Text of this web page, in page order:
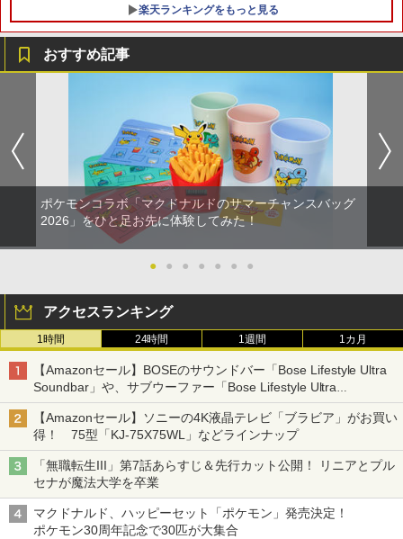
￥5,832
￥6,455
Nintendo Switch 2(日本語・国内専用)
￥55,095
ニンテンドープリペイド番号 9000円|オ
ンラインコード版
￥9,000
5
ニンテンドープリペイド番号 5000円|オ
ンラインコード版
￥5,000
￥55,000
Beast of Reincarnation -PS5 【特典】
プロダクトコード 封入
￥7,286
【純正品】ディスクドライブ(CFI-ZDD1
J) PlayStation 5
￥11,849
4
【純正品】DualSense ワイヤレスコン
トローラー ミッドナイト ブラック(CFI-
￥10,737
5
【純正品】DualSense ワイヤレスコン
トローラー(CFI-ZCT2J)
￥10,737
￥10,000
Xbox プリペイドカード 3,000円 デジタ
ルコード 【旧 Xbox ギフトカード】 [オ
ンラインコード]
￥3,000
Xbox プリペイドカード 1,000円 デジタ
ンラインコード]
4
【純正品】Xbox ワイヤレス コントロー
ラー + USB-C® ケーブル
￥8,300
Xbox プリペイドカード 5,000円 デジタ
ルコード 【旧 Xbox ギフトカード】 [オ
ンラインコード]
￥5,000
￥3,964
窩座再来 通常版 [DVD]
￥3,523
劇場版「鬼滅の刃」無限城編 第一章 猗
窩座再来 完全生産限定版 [Blu-ray]
￥8,698
『映画 ラブライブ！蓮ノ空女学院スクー
y』Blu-ray（特装限定版）
￥8,589
劇場版「鬼滅の刃」無限城編 第一章 猗
窩座再来 完全生産限定版 [DVD]
￥7,828
1
Nintendo Switch2 ケース EVA キャリン
グケース 耐衝撃 大容量収納 Switch 保護
￥1,078
【店内全品P10倍 8/4〜要エントリー】
【中古】[Switch2] Star Fox(スターフォ
ックス) 任天堂(20260625)
3
スーパーボンバーマン コレクション Nin
tendo Switch 2 Edition
ぽこ あ ポケモン
￥7,880
楽天ランキングをもっと見る
おすすめ記事
ポケモンコラボ「マクドナルドのサマーチャンスバッグ
2026」をひと足お先に体験してみた！
● ● ● ● ● ● ●
アクセスランキング
1時間 24時間 1週間 1カ月
【Amazonセール】BOSEのサウンドバー「Bose Lifestyle Ultra
Soundbar」や、サブウーファー「Bose Lifestyle Ultra
Subwoofer」などお買い得！
【Amazonセール】ソニーの4K液晶テレビ「ブラビア」がお買い
得！ 75型「KJ-75X75WL」などラインナップ
「無職転生III」第7話あらすじ＆先行カット公開！ リニアとプル
セナが魔法大学を卒業
マクドナルド、ハッピーセット「ポケモン」発売決定！
ポケモン30周年記念で30匹が大集合